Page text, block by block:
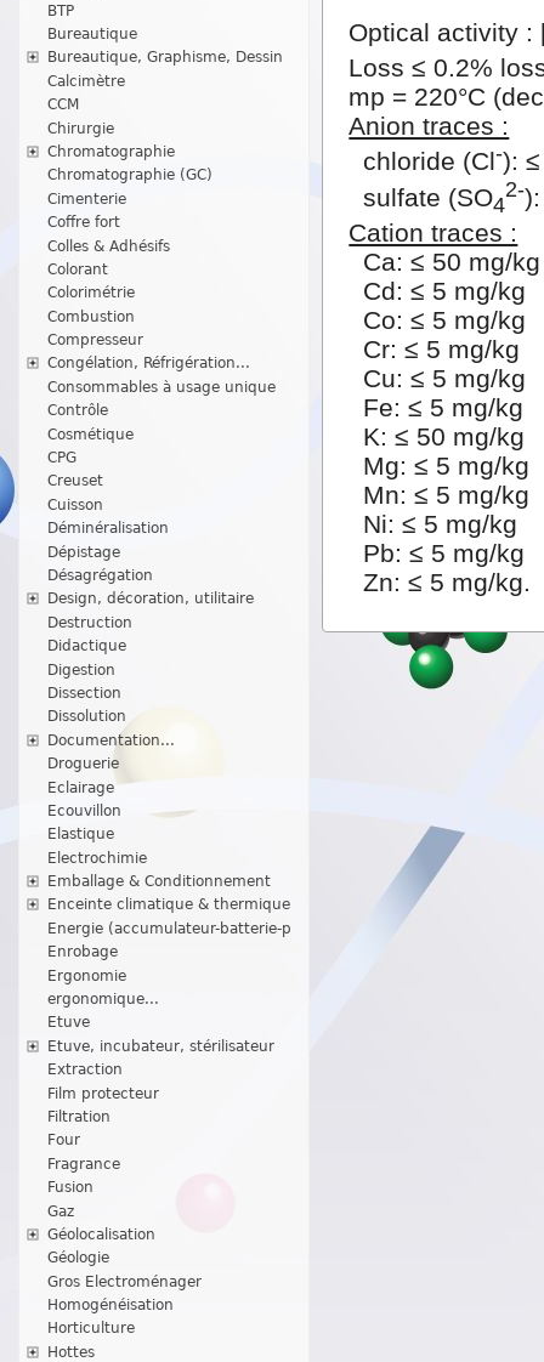
BTP
Bureautique
Bureautique, Graphisme, Dessin
Calcimètre
CCM
Chirurgie
Chromatographie
Chromatographie (GC)
Cimenterie
Coffre fort
Colles & Adhésifs
Colorant
Colorimétrie
Combustion
Compresseur
Congélation, Réfrigération...
Consommables à usage unique
Contrôle
Cosmétique
CPG
Creuset
Cuisson
Déminéralisation
Dépistage
Désagrégation
Design, décoration, utilitaire
Destruction
Didactique
Digestion
Dissection
Dissolution
Documentation...
Droguerie
Eclairage
Ecouvillon
Elastique
Electrochimie
Emballage & Conditionnement
Enceinte climatique & thermique
Energie (accumulateur-batterie-p
Enrobage
Ergonomie
ergonomique...
Etuve
Etuve, incubateur, stérilisateur
Extraction
Film protecteur
Filtration
Four
Fragrance
Fusion
Gaz
Géolocalisation
Géologie
Gros Electroménager
Homogénéisation
Horticulture
Hottes
Optical activity :
Loss ≤ 0.2%
mp = 220°C
Anion traces :
chloride (Cl-):
sulfate (SO4
2-
Cation traces :
Ca: ≤ 50 mg/kg
Cd: ≤ 5 mg/kg
Co: ≤ 5 mg/kg
Cr: ≤ 5 mg/kg
Cu: ≤ 5 mg/kg
Fe: ≤ 5 mg/kg
K: ≤ 50 mg/kg
Mg: ≤ 5 mg/kg
Mn: ≤ 5 mg/kg
Ni: ≤ 5 mg/kg
Pb: ≤ 5 mg/kg
Zn: ≤ 5 mg/kg.